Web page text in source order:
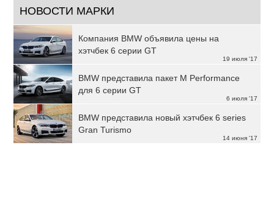
НОВОСТИ МАРКИ
19 июля '17
Компания BMW объявила цены на
хэтчбек 6 серии GT
6 июля '17
BMW представила пакет M Performance
для 6 серии GT
14 июня '17
BMW представила новый хэтчбек 6 series
Gran Turismo